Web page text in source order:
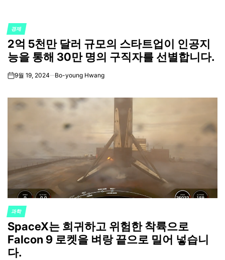
POSTED
IN
경제
2억 5천만 달러 규모의 스타트업이 인공지
능을 통해 30만 명의 구직자를 선별합니다.
on9월 19, 2024 Bo-young Hwang
POSTED
IN
과학
SpaceX는 희귀하고 위험한 착륙으로
Falcon 9 로켓을 벼랑 끝으로 밀어 넣습니
다.